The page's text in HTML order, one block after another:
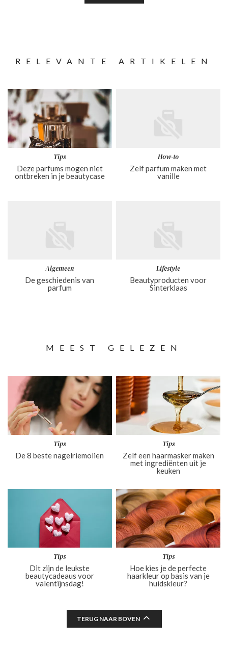
geen hele skincare-routine van 14 stappen voor te volgen.
RELEVANTE ARTIKELEN
Tips
Deze parfums mogen niet
ontbreken in je beautycase
How-to
Zelf parfum maken met
vanille
Algemeen
De geschiedenis van
parfum
Lifestyle
Beautyproducten voor
Sinterklaas
MEEST GELEZEN
Tips
De 8 beste nagelriemolien
Tips
Zelf een haarmasker maken
met ingrediënten uit je
keuken
Tips
Dit zijn de leukste
beautycadeaus voor
valentijnsdag!
Tips
Hoe kies je de perfecte
haarkleur op basis van je
huidskleur?
TERUG NAAR BOVEN